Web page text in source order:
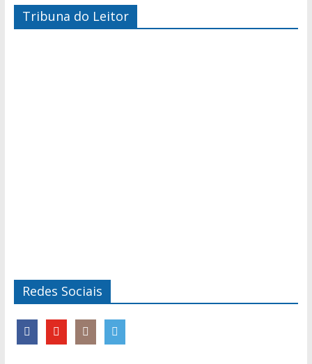
Tribuna do Leitor
Redes Sociais